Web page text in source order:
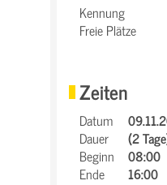
Kennung
Freie Plätze
Zeiten
Datum
Dauer
(2
Beginn
08:00
Ende
16:00